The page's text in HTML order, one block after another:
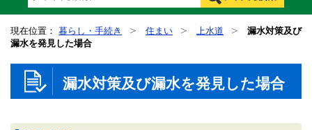
現在位置： 暮らし・手続き 住まい 上水道
漏水対策及び
漏水を発見した場合
漏水対策及び漏水を発見した場合